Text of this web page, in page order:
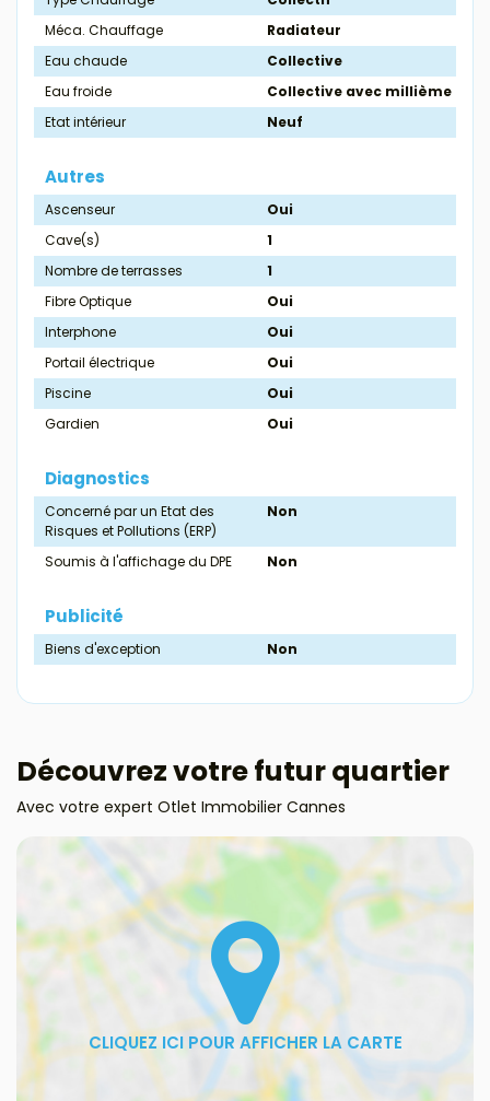
Méca. Chauffage
Radiateur
Eau chaude
Collective
Eau froide
Collective avec millième
Etat intérieur
Neuf
Autres
Ascenseur
Oui
Cave(s)
1
Nombre de terrasses
1
Fibre Optique
Oui
Interphone
Oui
Portail électrique
Oui
Piscine
Oui
Gardien
Oui
Diagnostics
Concerné par un Etat des
Risques et Pollutions (ERP)
Non
Soumis à l'affichage du DPE Non
Publicité
Biens d'exception Non
Découvrez votre futur quartier
Avec votre expert Otlet Immobilier Cannes